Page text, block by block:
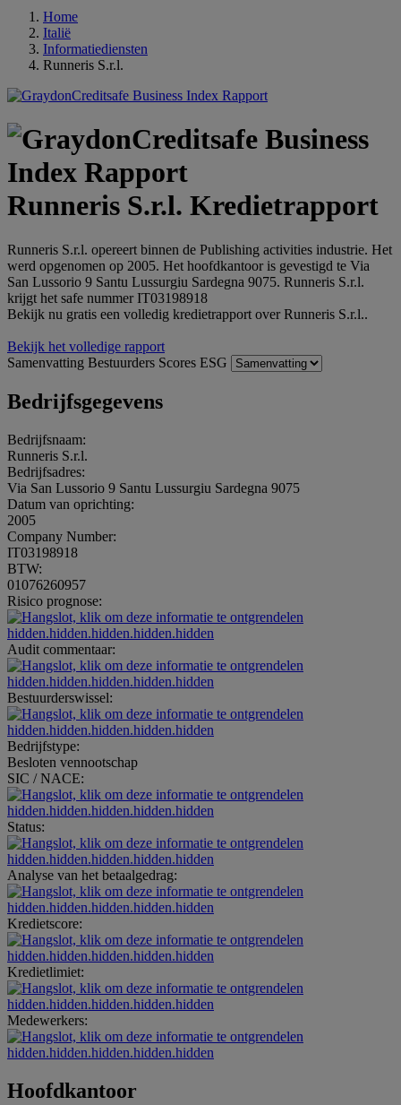
Home
Italië
Informatiediensten
Runneris S.r.l.
Runneris S.r.l. Kredietrapport
Runneris S.r.l. opereert binnen de Publishing activities industrie. Het
werd opgenomen op 2005. Het hoofdkantoor is gevestigd te Via
San Lussorio 9 Santu Lussurgiu Sardegna 9075. Runneris S.r.l.
krijgt het safe nummer IT03198918
Bekijk nu gratis een volledig kredietrapport over Runneris S.r.l..
Bekijk het volledige rapport
Samenvatting Bestuurders Scores ESG
Bedrijfsgegevens
Bedrijfsnaam:
Runneris S.r.l.
Bedrijfsadres:
Via San Lussorio 9 Santu Lussurgiu Sardegna 9075
Datum van oprichting:
2005
Company Number:
IT03198918
BTW:
01076260957
Risico prognose:
hidden.hidden.hidden.hidden.hidden
Audit commentaar:
hidden.hidden.hidden.hidden.hidden
Bestuurderswissel:
hidden.hidden.hidden.hidden.hidden
Bedrijfstype:
Besloten vennootschap
SIC / NACE:
hidden.hidden.hidden.hidden.hidden
Status:
hidden.hidden.hidden.hidden.hidden
Analyse van het betaalgedrag:
hidden.hidden.hidden.hidden.hidden
Kredietscore:
hidden.hidden.hidden.hidden.hidden
Kredietlimiet:
hidden.hidden.hidden.hidden.hidden
Medewerkers:
hidden.hidden.hidden.hidden.hidden
Hoofdkantoor